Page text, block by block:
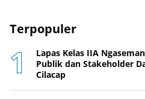
Terpopuler
Lapas Kelas IIA
Publik dan Stakeholder
Cilacap